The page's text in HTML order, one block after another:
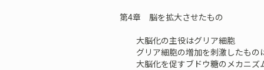
第4章 脳を拡大させたもの
大脳化の主役はグリア細胞
グリア細胞の増加を刺激したもの
大脳化を促すブドウ糖のメカニズ